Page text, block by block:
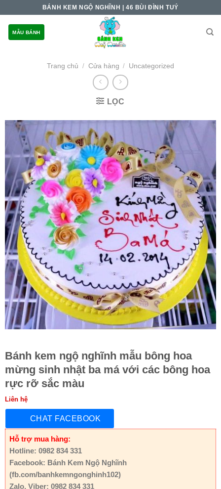
content
BÁNH KEM NGỘ NGHĨNH | 46 BÙI ĐÌNH TUÝ
MẪU BÁNH
Trang chủ / Cửa hàng / Uncategorized
LỌC
Bánh kem ngộ nghĩnh mẫu bông hoa
mừng sinh nhật ba má với các bông hoa
rực rỡ sắc màu
Liên hệ
CHAT FACEBOOK
Hỗ trợ mua hàng:
Hotline: 0982 834 331
Facebook: Bánh Kem Ngộ Nghĩnh
(fb.com/banhkemngonghinh102)
Zalo, Viber: 0982 834 331